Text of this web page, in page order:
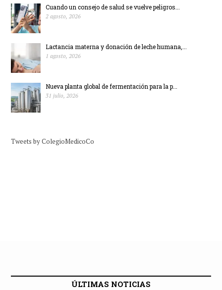
Cuando un consejo de salud se vuelve peligros...
2 agosto, 2026
Lactancia materna y donación de leche humana,...
1 agosto, 2026
Nueva planta global de fermentación para la p...
31 julio, 2026
Tweets by ColegioMedicoCo
ÚLTIMAS NOTICIAS